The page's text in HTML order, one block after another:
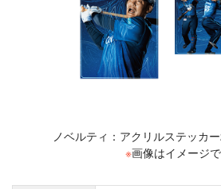
ノベルティ：アクリルステッカー
※画像はイメージ